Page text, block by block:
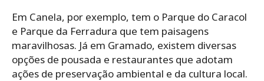
Em Canela, por exemplo, tem o Parque do Caracol
e Parque da Ferradura que tem paisagens
maravilhosas. Já em Gramado, existem diversas
opções de pousada e restaurantes que adotam
ações de preservação ambiental e da cultura local.